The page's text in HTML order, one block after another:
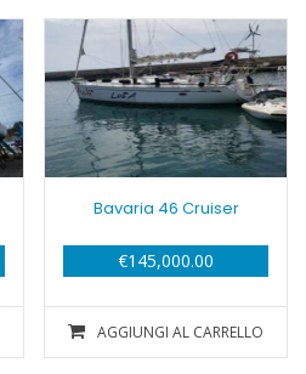
Bavaria 46 Cruiser
€145,000.00
AGGIUNGI AL CARRELLO